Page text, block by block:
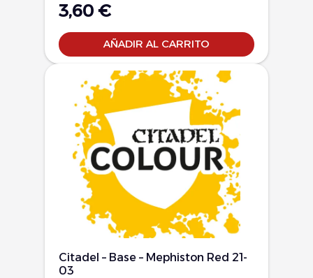
3,60 €
AÑADIR AL CARRITO
Citadel – Base – Mephiston Red 21-
03